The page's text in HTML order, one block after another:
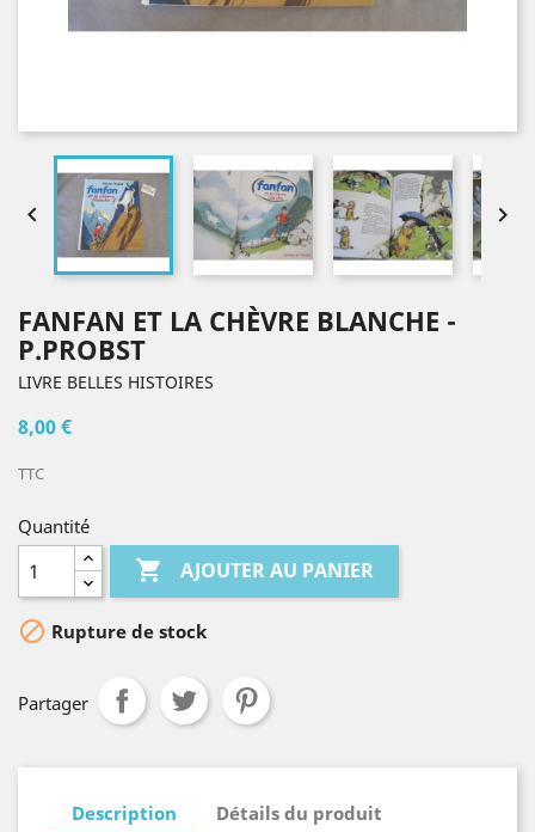
 
FANFAN ET LA CHÈVRE BLANCHE -
P.PROBST
LIVRE BELLES HISTOIRES
8,00 €
TTC
Quantité
 AJOUTER AU PANIER
 Rupture de stock
Partager
Description Détails du produit